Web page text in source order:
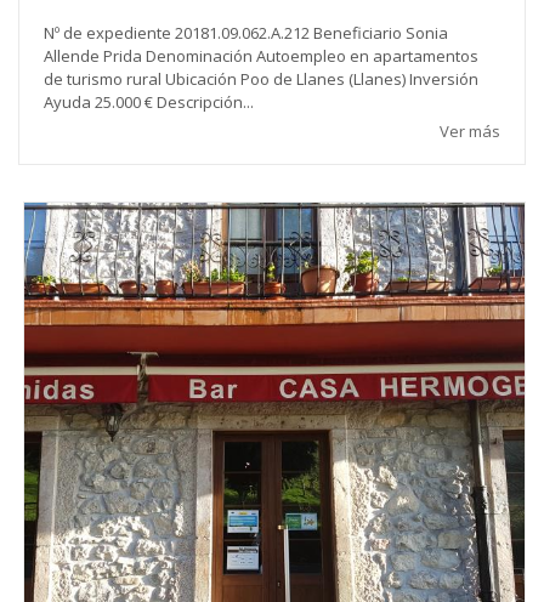
Nº de expediente 20181.09.062.A.212 Beneficiario Sonia
Allende Prida Denominación Autoempleo en apartamentos
de turismo rural Ubicación Poo de Llanes (Llanes) Inversión
Ayuda 25.000 € Descripción...
Ver más